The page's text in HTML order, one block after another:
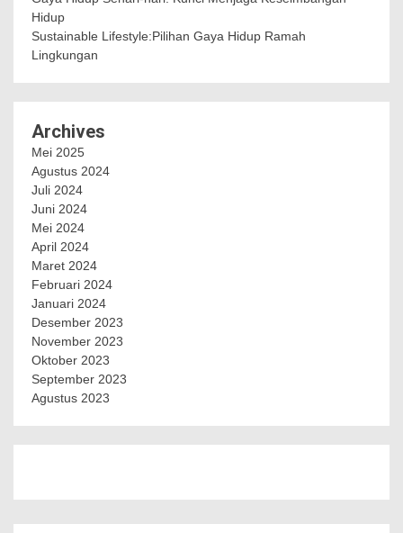
Hidup
Sustainable Lifestyle:Pilihan Gaya Hidup Ramah
Lingkungan
Archives
Mei 2025
Agustus 2024
Juli 2024
Juni 2024
Mei 2024
April 2024
Maret 2024
Februari 2024
Januari 2024
Desember 2023
November 2023
Oktober 2023
September 2023
Agustus 2023